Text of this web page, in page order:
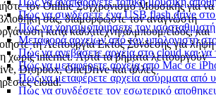
Πώς να συνδέσετε ένα USB flash drive στο
Πώς να χρησιμοποιήσετε τον
Μεταφορά αρχείων από τον υπολογιστή
Πώς να ανεβάσετε αρχεία στο cloud και
Πώς να μεταφέρετε αρχεία από Mac σε
Πώς να μεταφέρετε αρχεία ασύρματα από
Πώς να συνδέσετε τον εσωτερικό
τον Online Συγχρονισμό Μουσικής για να
σας, διαμορφώστε τον αναγνώστη
κατά καλλιτέχνη/άλμπουμ/είδος, και
τη Λειτουργία Εκτός Σύνδεσης για λήψη
χωρίς internet. Αυτά τα βήματα λειτουργούν
Dropbox, OneDrive και άλλες
cloud.